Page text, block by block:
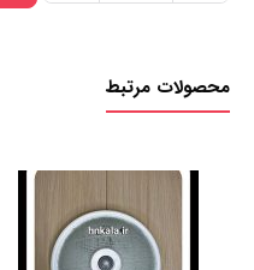
پلاستیکی
محصولات مرتبط